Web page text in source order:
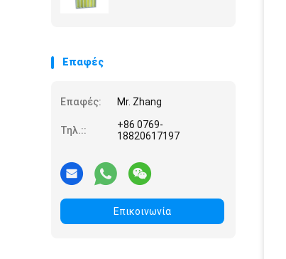
Επαφές
Επαφές: Mr. Zhang
Τηλ.::
+86 0769-
18820617197
Επικοινωνία